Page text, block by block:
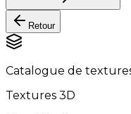
Retour
Catalogue de
Textures 3D